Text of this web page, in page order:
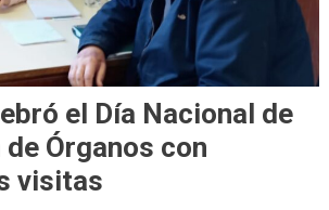
el Día Nacional de
Órganos con
visitas